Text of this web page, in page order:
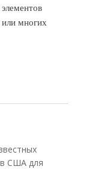
многих
США для